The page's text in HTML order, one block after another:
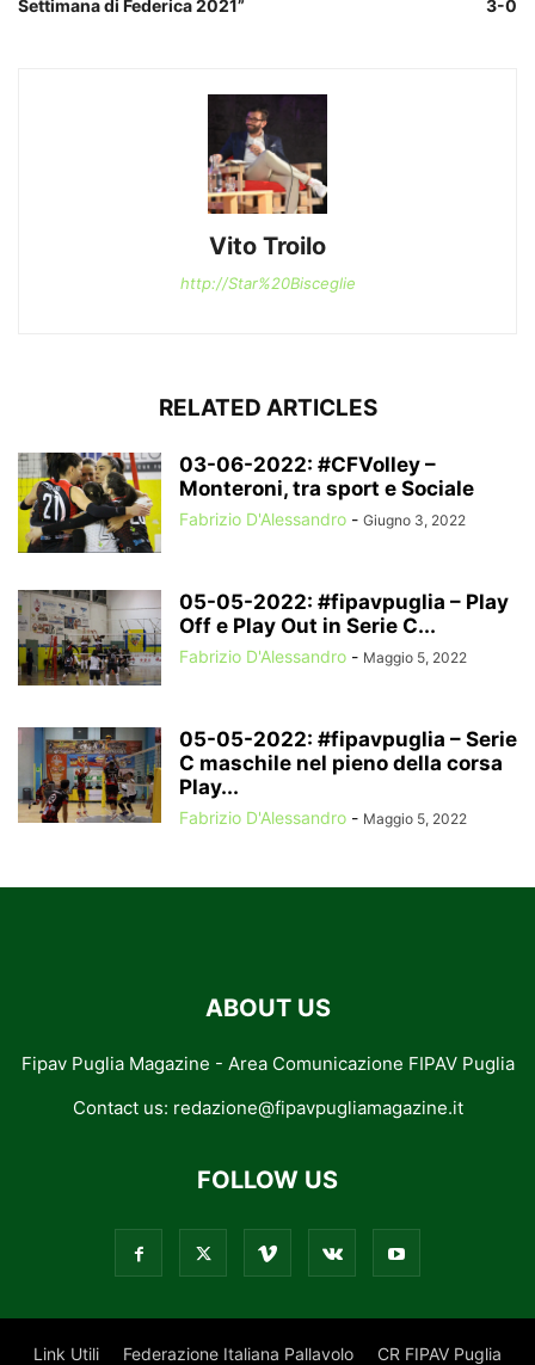
Settimana di Federica 2021”
3-0
Vito Troilo
http://Star%20Bisceglie
RELATED ARTICLES
03-06-2022: #CFVolley –
Monteroni, tra sport e Sociale
Fabrizio D'Alessandro - Giugno 3, 2022
05-05-2022: #fipavpuglia – Play
Off e Play Out in Serie C...
Fabrizio D'Alessandro - Maggio 5, 2022
05-05-2022: #fipavpuglia – Serie
C maschile nel pieno della corsa
Play...
Fabrizio D'Alessandro - Maggio 5, 2022
ABOUT US
Fipav Puglia Magazine - Area Comunicazione FIPAV Puglia
Contact us: redazione@fipavpugliamagazine.it
FOLLOW US
Link Utili Federazione Italiana Pallavolo CR FIPAV Puglia